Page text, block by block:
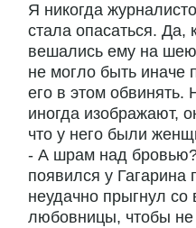
Я никогда
стала опасаться. Да,
вешались ему на
не могло быть иначе
его в этом обвинять.
иногда изображают,
что у него были
- А шрам над
появился у Гагарина
неудачно прыгнул со
любовницы, чтобы не